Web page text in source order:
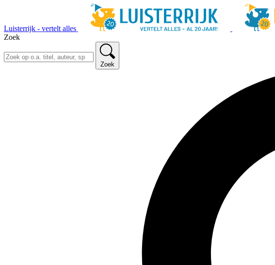
Luisterrijk - vertelt alles
Zoek
Zoek